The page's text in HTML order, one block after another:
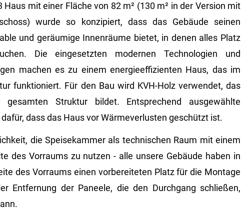
Haus mit einer Fläche von 82 m² (130 m² in der Version mit
wurde so konzipiert, dass das Gebäude seinen
und geräumige Innenräume bietet, in denen alles Platz
Die eingesetzten modernen Technologien und
machen es zu einem energieeffizienten Haus, das im
funktioniert. Für den Bau wird KVH-Holz verwendet, das
Struktur bildet. Entsprechend ausgewählte
dass das Haus vor Wärmeverlusten geschützt ist.
die Speisekammer als technischen Raum mit einem
des Vorraums zu nutzen - alle unsere Gebäude haben in
des Vorraums einen vorbereiteten Platz für die Montage
Entfernung der Paneele, die den Durchgang schließen,